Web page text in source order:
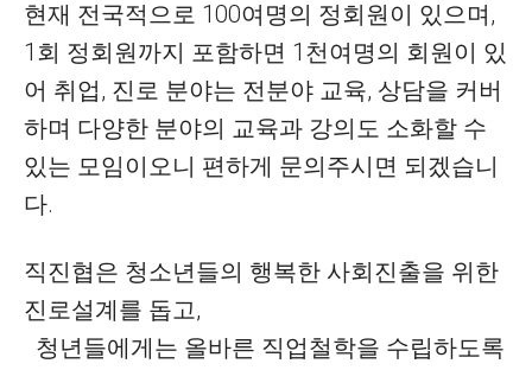
현재 전국적으로 100여명의 정회원이 있으며,
1회 정회원까지 포함하면 1천여명의 회원이 있
어 취업, 진로 분야는 전분야 교육, 상담을 커버
하며 다양한 분야의 교육과 강의도 소화할 수
있는 모임이오니 편하게 문의주시면 되겠습니
다.
직진협은 청소년들의 행복한 사회진출을 위한
진로설계를 돕고,
청년들에게는 올바른 직업철학을 수립하도록